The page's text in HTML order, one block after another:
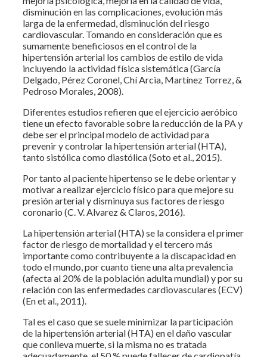
disminución en las complicaciones, evolución más
larga de la enfermedad, disminución del riesgo
cardiovascular. Tomando en consideración que es
sumamente beneficiosos en el control de la
hipertensión arterial los cambios de estilo de vida
incluyendo la actividad física sistemática (García
Delgado, Pérez Coronel, Chí Arcia, Martínez Torrez, &
Pedroso Morales, 2008).
Diferentes estudios refieren que el ejercicio aeróbico
tiene un efecto favorable sobre la reducción de la PA y
debe ser el principal modelo de actividad para
prevenir y controlar la hipertensión arterial (HTA),
tanto sistólica como diastólica (Soto et al., 2015).
Por tanto al paciente hipertenso se le debe orientar y
motivar a realizar ejercicio físico para que mejore su
presión arterial y disminuya sus factores de riesgo
coronario (C. V. Alvarez & Claros, 2016).
La hipertensión arterial (HTA) se la considera el primer
factor de riesgo de mortalidad y el tercero más
importante como contribuyente a la discapacidad en
todo el mundo, por cuanto tiene una alta prevalencia
(afecta al 20% de la población adulta mundial) y por su
relación con las enfermedades cardiovasculares (ECV)
(En et al., 2011).
Tal es el caso que se suele minimizar la participación
de la hipertensión arterial (HTA) en el daño vascular
que conlleva muerte, si la misma no es tratada